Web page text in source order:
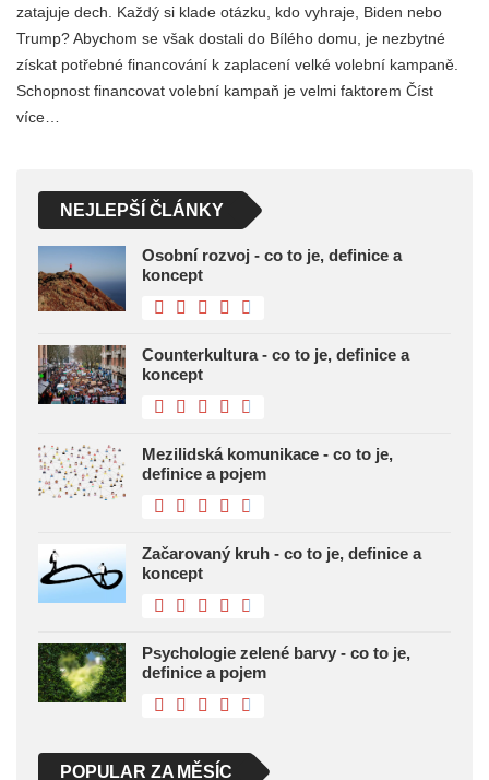
zatajuje dech. Každý si klade otázku, kdo vyhraje, Biden nebo
Trump? Abychom se však dostali do Bílého domu, je nezbytné
získat potřebné financování k zaplacení velké volební kampaně.
Schopnost financovat volební kampaň je velmi faktorem Číst
více…
NEJLEPŠÍ ČLÁNKY
Osobní rozvoj - co to je, definice a
koncept
Counterkultura - co to je, definice a
koncept
Mezilidská komunikace - co to je,
definice a pojem
Začarovaný kruh - co to je, definice a
koncept
Psychologie zelené barvy - co to je,
definice a pojem
POPULAR ZA MĚSÍC